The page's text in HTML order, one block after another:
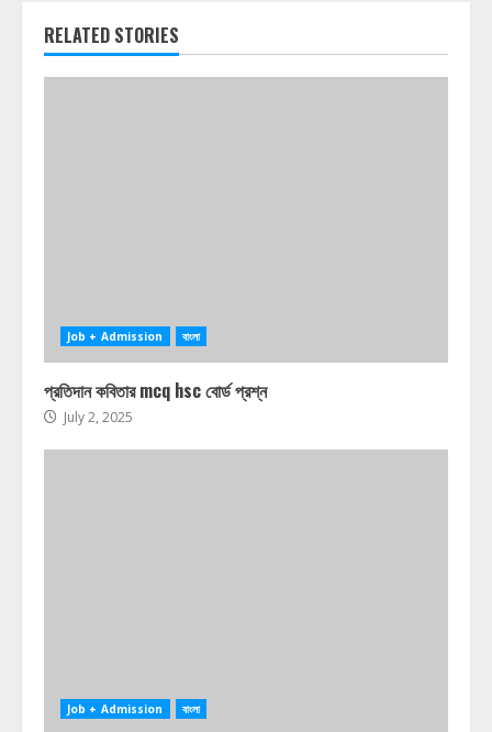
RELATED STORIES
Job + Admission বাংলা
প্রতিদান কবিতার mcq hsc বোর্ড প্রশ্ন
July 2, 2025
Job + Admission বাংলা